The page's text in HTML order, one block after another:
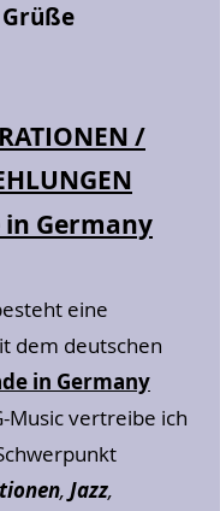
/
in Germany
eine
dem deutschen
in Germany
Music vertreibe ich
, Jazz,